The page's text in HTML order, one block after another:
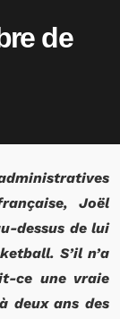
de
Joël
dessus de lui
S’il n’a
ce une vraie
deux ans des